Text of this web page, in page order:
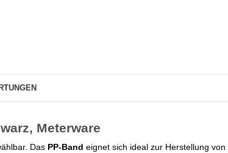
Meterware
Das PP-Band eignet sich ideal zur Herstellung